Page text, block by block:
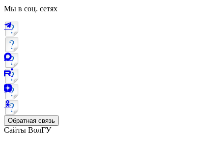
Мы в соц. сетях
Обратная связь
Сайты ВолГУ